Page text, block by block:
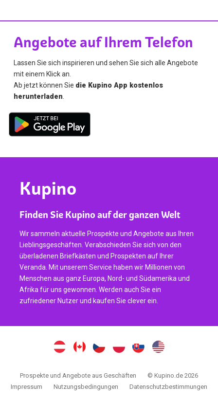
Angebote auf Ihrem Telefon
Lassen Sie sich inspirieren und sehen Sie sich alle Angebote
mit einem Klick an.
Ab jetzt können Sie die Kupino App kostenlos
herunterladen
Kupino
Finden Sie Kupino auf der ganzen Welt
Wir sammeln aktuelle Prospekte und Angebote aus Ihren
Lieblingsgeschäften. Verabschieden Sie sich von den
überladenen Briefkästen und Prospekten auf Ihrer
Veranda. Mit unserem Service haben wir Millionen von
Menschen aus ganz Europa, Nord- und Südamerika und
Afrika für uns gewonnen. Werden auch Sie ein
zufriedener Nutzer und kaufen Sie clever ein.
Prospekte und Angebote aus Geschäften
© Kupino.de 2026
Impressum
Nutzungsbedingungen Datenschutzbestimmungen